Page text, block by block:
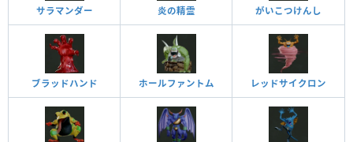
サラマンダー 炎の精霊 がいこつけんし
ブラッドハンド ホールファントム レッドサイクロン